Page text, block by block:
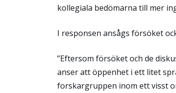
kollegiala bedömarna till mer
I responsen ansågs försöket
”Eftersom försöket och de
anser att öppenhet i ett litet
forskargruppen inom ett visst